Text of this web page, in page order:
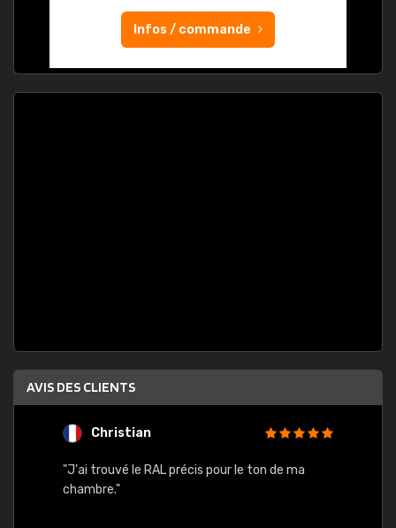
Infos / commande
AVIS DES CLIENTS
Christian
"J'ai trouvé le RAL précis pour le ton de ma
chambre."